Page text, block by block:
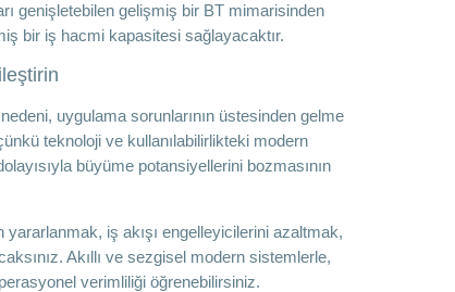
genişletebilen gelişmiş bir BT mimarisinden
bir iş hacmi kapasitesi sağlayacaktır.
uygulama sorunlarının üstesinden gelme
teknoloji ve kullanılabilirlikteki modern
büyüme potansiyellerini bozmasının
iş akışı engelleyicilerini azaltmak,
Akıllı ve sezgisel modern sistemlerle,
verimliliği öğrenebilirsiniz.